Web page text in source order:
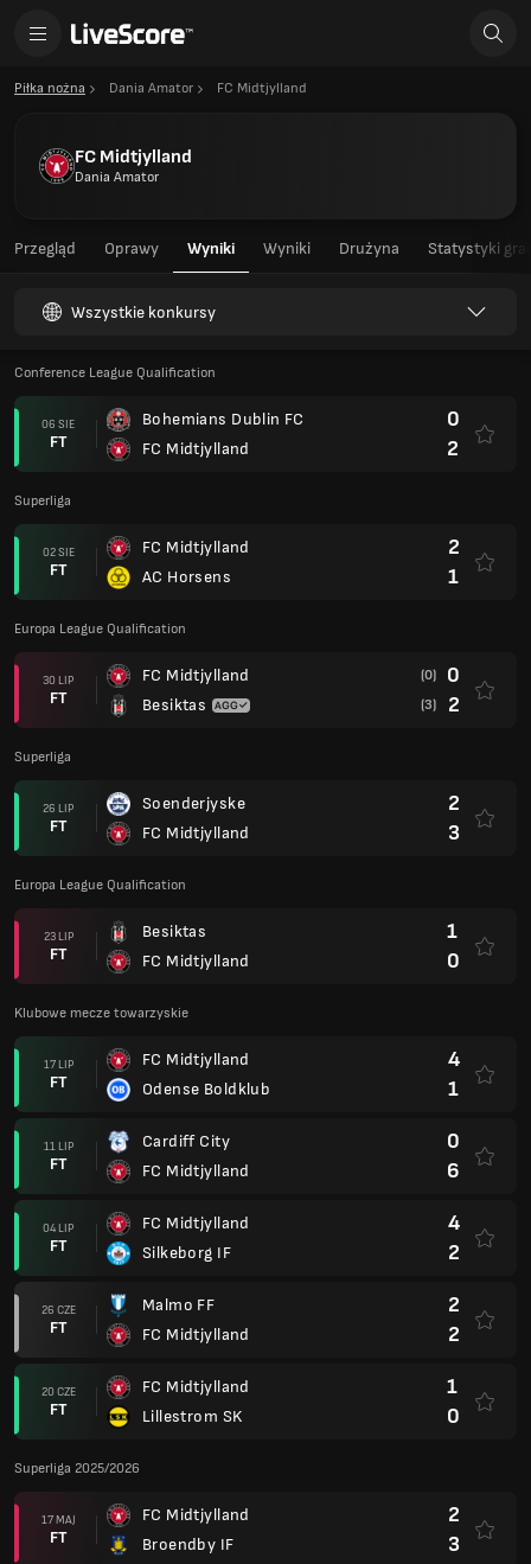
Piłka nożna Dania Amator FC Midtjylland
FC Midtjylland
Dania Amator
Przegląd Oprawy Wyniki Wyniki Drużyna Statystyki
Wszystkie konkursy
Conference League Qualification
06 SIE
FT
Bohemians Dublin FC
FC Midtjylland
0
2
Superliga
02 SIE
FT
FC Midtjylland
AC Horsens
2
1
Europa League Qualification
30 LIP
FT
FC Midtjylland
Besiktas
(0) 0
(3) 2
Superliga
26 LIP
FT
Soenderjyske
FC Midtjylland
2
3
Europa League Qualification
23 LIP
FT
Besiktas
FC Midtjylland
1
0
Klubowe mecze towarzyskie
17 LIP
FT
FC Midtjylland
Odense Boldklub
4
1
11 LIP
FT
Cardiff City
FC Midtjylland
0
6
04 LIP
FT
FC Midtjylland
Silkeborg IF
4
2
26 CZE
FT
Malmo FF
FC Midtjylland
2
2
20 CZE
FT
FC Midtjylland
Lillestrom SK
1
0
Superliga 2025/2026
17 MAJ
FT
FC Midtjylland
Broendby IF
2
3